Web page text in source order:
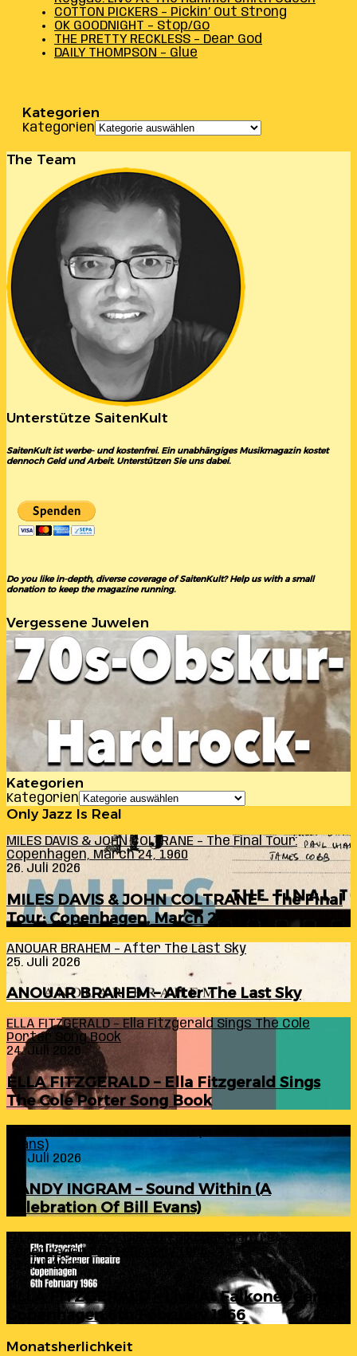
COTTON PICKERS – Pickin’ Out Strong
OK GOODNIGHT – Stop/Go
THE PRETTY RECKLESS – Dear God
DAILY THOMPSON – Glue
Kategorien
Kategorien
The Team
Unterstütze SaitenKult
SaitenKult ist werbe- und kostenfrei. Ein unabhängiges Musikmagazin kostet
dennoch Geld und Arbeit. Unterstützen Sie uns dabei.
Do you like in-depth, diverse coverage of SaitenKult? Help us with a small
donation to keep the magazine running.
Vergessene Juwelen
Kategorien
Kategorien
Only Jazz Is Real
MILES DAVIS & JOHN COLTRANE – The Final Tour:
Copenhagen, March 24, 1960
26. Juli 2026
MILES DAVIS & JOHN COLTRANE – The Final
Tour: Copenhagen, March 24, 1960
ANOUAR BRAHEM – After The Last Sky
25. Juli 2026
ANOUAR BRAHEM – After The Last Sky
ELLA FITZGERALD – Ella Fitzgerald Sings The Cole
Porter Song Book
24. Juli 2026
ELLA FITZGERALD – Ella Fitzgerald Sings
The Cole Porter Song Book
Evans)
24. Juli 2026
RANDY INGRAM – Sound Within (A
Celebration Of Bill Evans)
ELLA FITZGERALD – Live At Falkoner Centre
Copenhagen 6th February 1966
23. Juli 2026
ELLA FITZGERALD – Live At Falkoner Centre
Copenhagen 6th February 1966
Monatsherlichkeit